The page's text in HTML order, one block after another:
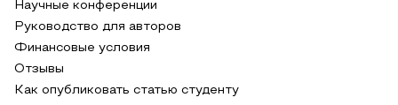
Научные конференции
Руководство для авторов
Финансовые условия
Отзывы
Как опубликовать статью студенту